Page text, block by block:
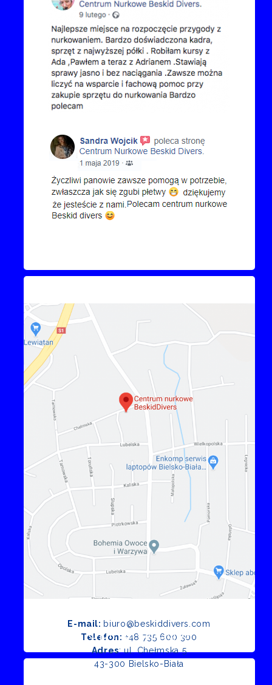
E-mail: biuro@beskiddivers.com
Telefon: +48 735 600 300
Adres: ul. Chełmska 5
43-300 Bielsko-Biała
Opinie Google